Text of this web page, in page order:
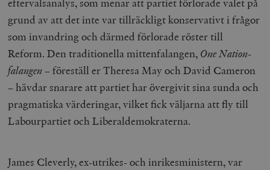
grund av att det inte var tillräckligt konservativt i frågor
som invandring och därmed förlorade röster till
Reform. Den traditionella mittenfalangen, One Nation-
falangen– föreställ er Theresa May och David Cameron
– hävdar snarare att partiet har övergivit sina sunda och
pragmatiska värderingar, vilket fick väljarna att fly till
Labourpartiet och Liberaldemokraterna.
James Cleverly, ex-utrikes- och inrikesministern, var